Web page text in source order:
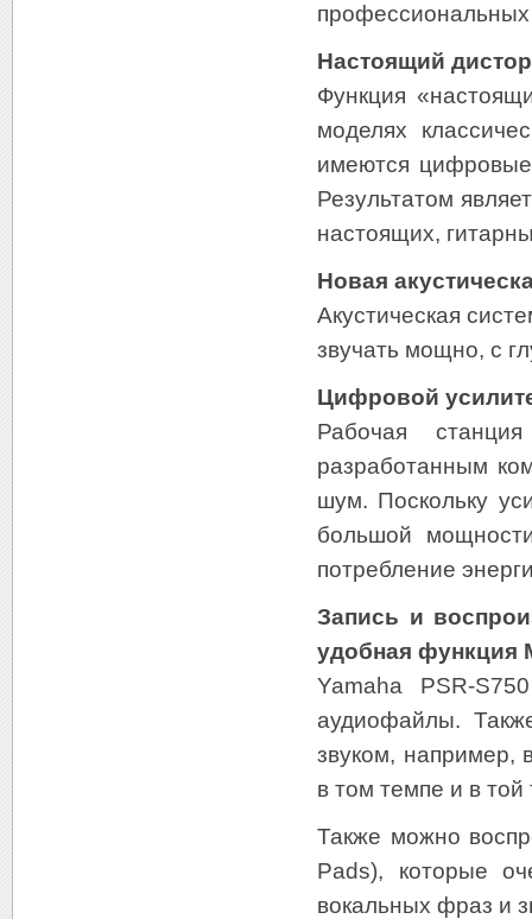
Настоящий
Функция
моделях
имеются
Результатом
настоящих,
Новая
Акустическая
звучать мощно, с
Цифровой
Рабочая
разработанным
шум. Поскольку
большой
потребление
Запись и
удобная функция
Yamaha PSR-
аудиофайлы.
звуком, например,
в том темпе и в
Также можно
Pads), которые
вокальных фраз и